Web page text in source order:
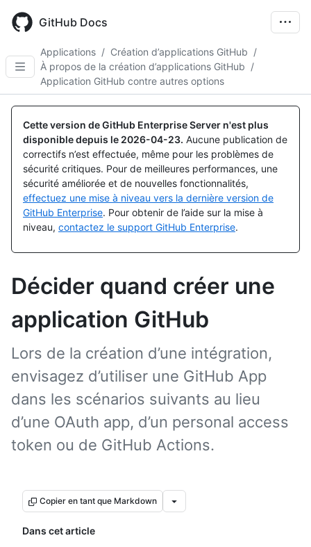
main
GitHub Docs
Applications / Création d’applications GitHub /
À propos de la création d’applications GitHub /
Application GitHub contre autres options
Cette version de GitHub Enterprise Server n'est plus
disponible depuis le 2026-04-23. Aucune publication de
correctifs n’est effectuée, même pour les problèmes de
sécurité critiques. Pour de meilleures performances, une
sécurité améliorée et de nouvelles fonctionnalités,
effectuez une mise à niveau vers la dernière version de
GitHub Enterprise. Pour obtenir de l’aide sur la mise à
niveau, contactez le support GitHub Enterprise.
Décider quand créer une
application GitHub
Lors de la création d’une intégration,
envisagez d’utiliser une GitHub App
dans les scénarios suivants au lieu
d’une OAuth app, d’un personal access
token ou de GitHub Actions.
Copier en tant que Markdown
Dans cet article